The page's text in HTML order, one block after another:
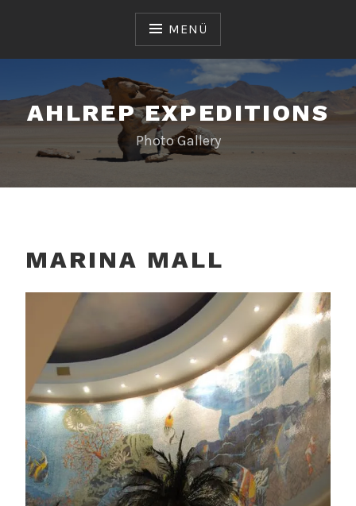
MENÜ
AHLREP EXPEDITIONS
Photo Gallery
MARINA MALL